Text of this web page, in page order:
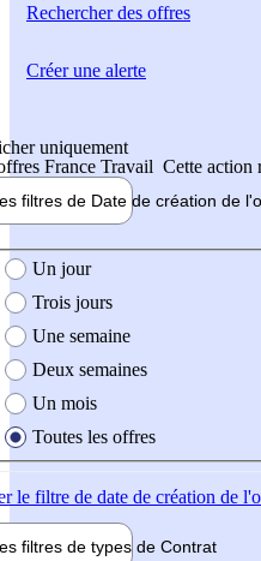
Rechercherdes offres
uniquement
France Travail Cette action
filtres de Date de création de
création de l'offre
Un jour
Trois jours
Une semaine
Deux semaines
Un mois
Toutes les offres
le filtre de date de création de
filtres de types de Contrat
Créer une alerte